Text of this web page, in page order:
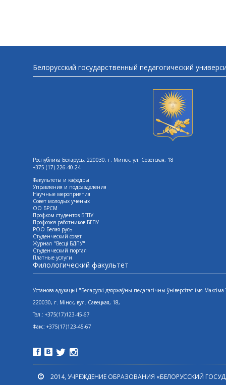
Белорусский государственный педагогический
Республика Беларусь, 220030, г. Минск, ул. Советская, 18
+375 (17) 226-40-24
Факультеты и кафедры
Управления и подразделения
Научные мероприятия
Совет молодых ученых
ОО БРСМ
Профком студентов БГПУ
Профсоюз работников БГПУ
РОО Белая русь
Студенческий совет
Журнал "Весцi БДПУ"
Студенческий портал
Платные услуги
Филологический факультет
Установа адукацыі "Беларускі дзяржаўны педагагічны ўніверсітэт імя
220030, г. Мінск, вул. Савецкая, 18,
Тэл.: +375(17)123-45-67
Факс: +375(17)123-45-67
2014, УЧРЕЖДЕНИЕ ОБРАЗОВАНИЯ «БЕЛОРУССКИЙ